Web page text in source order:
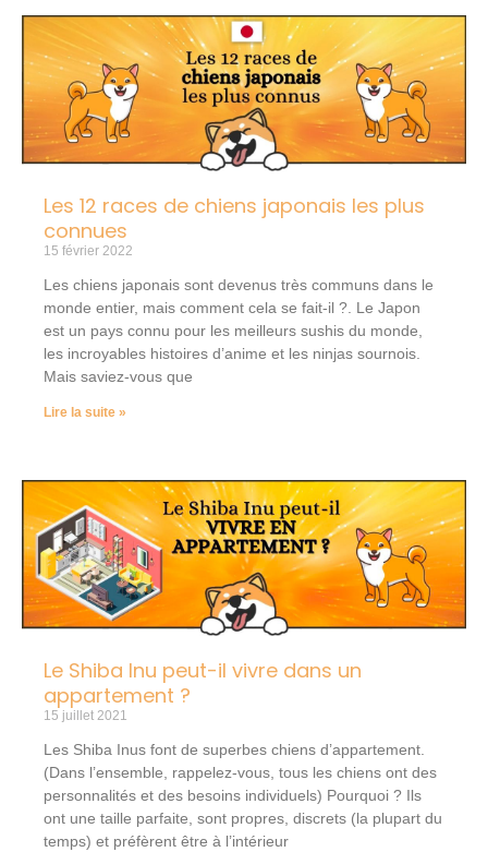
Les 12 races de chiens japonais les plus
connues
15 février 2022
Les chiens japonais sont devenus très communs dans le
monde entier, mais comment cela se fait-il ?. Le Japon
est un pays connu pour les meilleurs sushis du monde,
les incroyables histoires d’anime et les ninjas sournois.
Mais saviez-vous que
Lire la suite »
Le Shiba Inu peut-il vivre dans un
appartement ?
15 juillet 2021
Les Shiba Inus font de superbes chiens d’appartement.
(Dans l’ensemble, rappelez-vous, tous les chiens ont des
personnalités et des besoins individuels) Pourquoi ? Ils
ont une taille parfaite, sont propres, discrets (la plupart du
temps) et préfèrent être à l’intérieur